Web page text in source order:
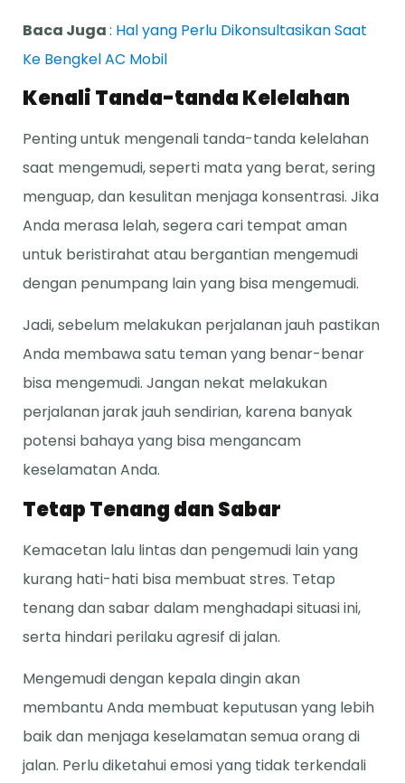
Baca Juga: Hal yang Perlu Dikonsultasikan Saat
Ke Bengkel AC Mobil
Kenali Tanda-tanda Kelelahan
Penting untuk mengenali tanda-tanda kelelahan
saat mengemudi, seperti mata yang berat, sering
menguap, dan kesulitan menjaga konsentrasi. Jika
Anda merasa lelah, segera cari tempat aman
untuk beristirahat atau bergantian mengemudi
dengan penumpang lain yang bisa mengemudi.
Jadi, sebelum melakukan perjalanan jauh pastikan
Anda membawa satu teman yang benar-benar
bisa mengemudi. Jangan nekat melakukan
perjalanan jarak jauh sendirian, karena banyak
potensi bahaya yang bisa mengancam
keselamatan Anda.
Tetap Tenang dan Sabar
Kemacetan lalu lintas dan pengemudi lain yang
kurang hati-hati bisa membuat stres. Tetap
tenang dan sabar dalam menghadapi situasi ini,
serta hindari perilaku agresif di jalan.
Mengemudi dengan kepala dingin akan
membantu Anda membuat keputusan yang lebih
baik dan menjaga keselamatan semua orang di
jalan. Perlu diketahui emosi yang tidak terkendali